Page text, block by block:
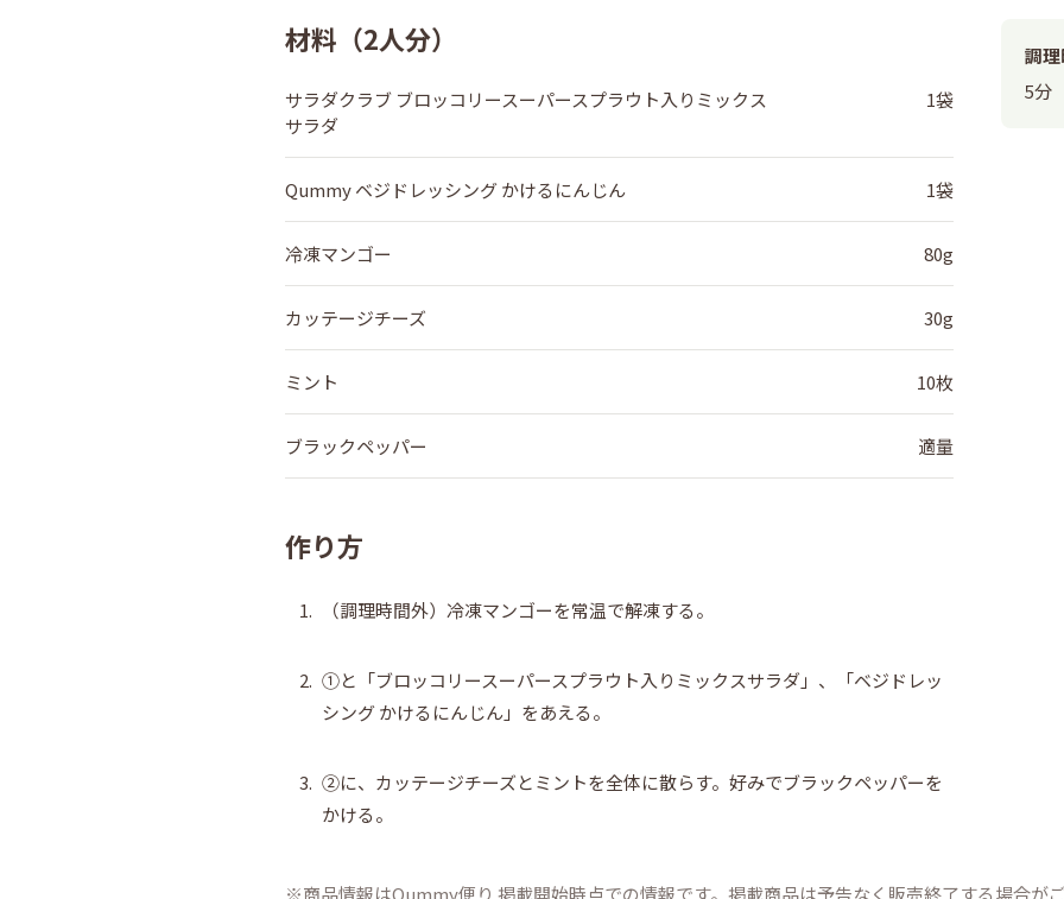
材料（2人分）
サラダクラブ ブロッコリースーパースプラウト入りミックス
サラダ
1袋
Qummy ベジドレッシング かけるにんじん 1袋
冷凍マンゴー 80g
カッテージチーズ 30g
ミント 10枚
ブラックペッパー 適量
作り方
1. （調理時間外）冷凍マンゴーを常温で解凍する。
2. ①と「ブロッコリースーパースプラウト入りミックスサラダ」、「ベジドレッ
シング かけるにんじん」をあえる。
3. ②に、カッテージチーズとミントを全体に散らす。好みでブラックペッパーを
かける。
調
5分
商品情報はQummy便り 掲載開始時点での情報です。掲載商品は予告なく販売終了する場合が